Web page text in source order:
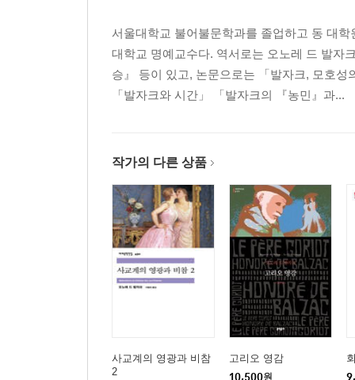
서울대학교 불어불문학과를 졸업하고 동 대
대학교 명예교수다. 역서로는 오노레 드 발자
승』 등이 있고, 논문으로는 「발자크, 모호
「발자크와 시간」 「발자크의 『농민』과...
작가의 다른 상품
사교계의 영광과 비참
2
고리오 영감
10,500원